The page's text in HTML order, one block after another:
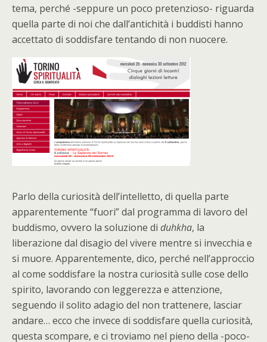
tema, perché -seppure un poco pretenzioso- riguarda
quella parte di noi che dall’antichità i buddisti hanno
accettato di soddisfare tentando di non nuocere.
Parlo della curiosità dell’intelletto, di quella parte
apparentemente “fuori” dal programma di lavoro del
buddismo, ovvero la soluzione di duhkha, la
liberazione dal disagio del vivere mentre si invecchia e
si muore. Apparentemente, dico, perché nell’approccio
al come soddisfare la nostra curiosità sulle cose dello
spirito, lavorando con leggerezza e attenzione,
seguendo il solito adagio del non trattenere, lasciar
andare… ecco che invece di soddisfare quella curiosità,
questa scompare, e ci troviamo nel pieno della -poco-